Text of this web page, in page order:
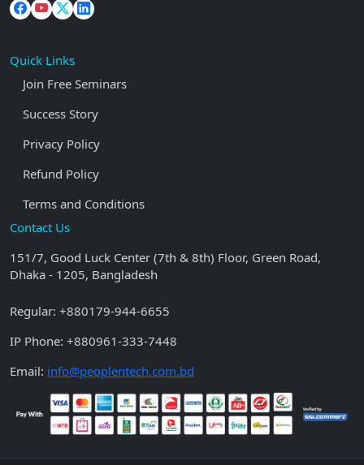
Quick Links
Join Free Seminars
Success Story
Privacy Policy
Refund Policy
Terms and Conditions
Contact Us
151/7, Good Luck Center (7th & 8th) Floor, Green Road,
Dhaka - 1205, Bangladesh
Regular: +880179-944-6655
IP Phone: +880961-333-7448
Email: info@peoplentech.com.bd